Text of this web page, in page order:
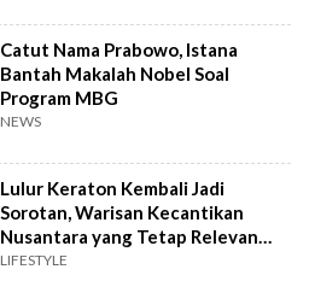
Catut Nama Prabowo, Istana
Bantah Makalah Nobel Soal
Program MBG
NEWS
Lulur Keraton Kembali Jadi
Sorotan, Warisan Kecantikan
Nusantara yang Tetap Relevan
hingga Kini
LIFESTYLE